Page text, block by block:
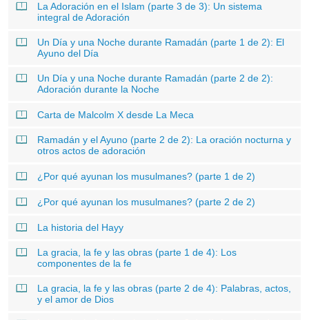
La Adoración en el Islam (parte 3 de 3): Un sistema
integral de Adoración
Un Día y una Noche durante Ramadán (parte 1 de 2): El
Ayuno del Día
Un Día y una Noche durante Ramadán (parte 2 de 2):
Adoración durante la Noche
Carta de Malcolm X desde La Meca
Ramadán y el Ayuno (parte 2 de 2): La oración nocturna y
otros actos de adoración
¿Por qué ayunan los musulmanes? (parte 1 de 2)
¿Por qué ayunan los musulmanes? (parte 2 de 2)
La historia del Hayy
La gracia, la fe y las obras (parte 1 de 4): Los
componentes de la fe
La gracia, la fe y las obras (parte 2 de 4): Palabras, actos,
y el amor de Dios